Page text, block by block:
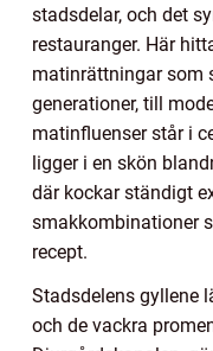
stadsdelar, och det
restauranger. Här
matinrättningar som
generationer, till
matinfluenser står i
ligger i en skön
där kockar ständigt
smakkombinationer
recept.
Stadsdelens gyllene
och de vackra